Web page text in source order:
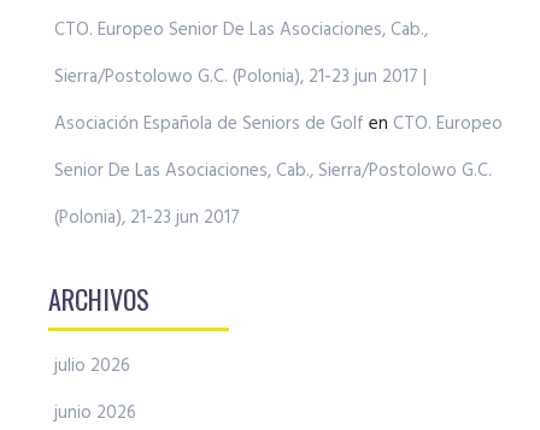
CTO. Europeo Senior De Las Asociaciones, Cab.,
Sierra/Postolowo G.C. (Polonia), 21-23 jun 2017 |
Asociación Española de Seniors de Golf en CTO. Europeo
Senior De Las Asociaciones, Cab., Sierra/Postolowo G.C.
(Polonia), 21-23 jun 2017
ARCHIVOS
julio 2026
junio 2026